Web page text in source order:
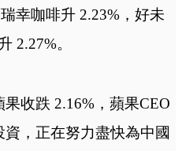
幸咖啡升 2.23%，好未
2.27%。
收跌 2.16%，蘋果CEO
，正在努力盡快為中國